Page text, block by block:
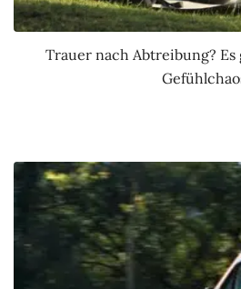
Trauer nach Abtreibung?